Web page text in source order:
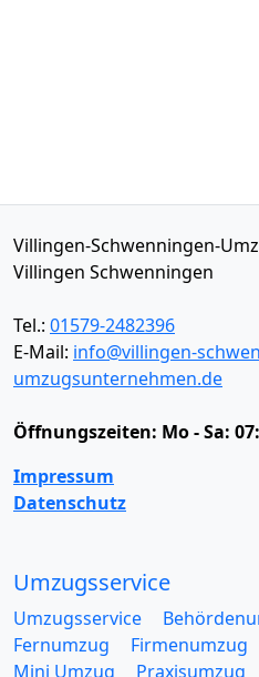
Villingen-Schwenningen-
Villingen Schwenningen
Tel.: 01579-2482396
E-Mail: info@villingen-
umzugsunternehmen.de
Öffnungszeiten: Mo - Sa:
Impressum
Datenschutz
Umzugsservice
Umzugsservice
Fernumzug
Firmenumzug
Mini Umzug
Praxisumzug